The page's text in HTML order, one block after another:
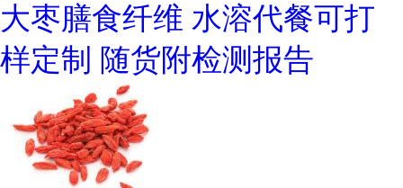
大枣膳食纤维 水溶代餐可打
样定制 随货附检测报告